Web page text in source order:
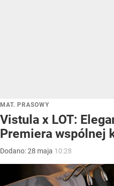
MAT. PRASOWY
Vistula x LOT:
Premiera wspólnej
Dodano:28 maja 10:28